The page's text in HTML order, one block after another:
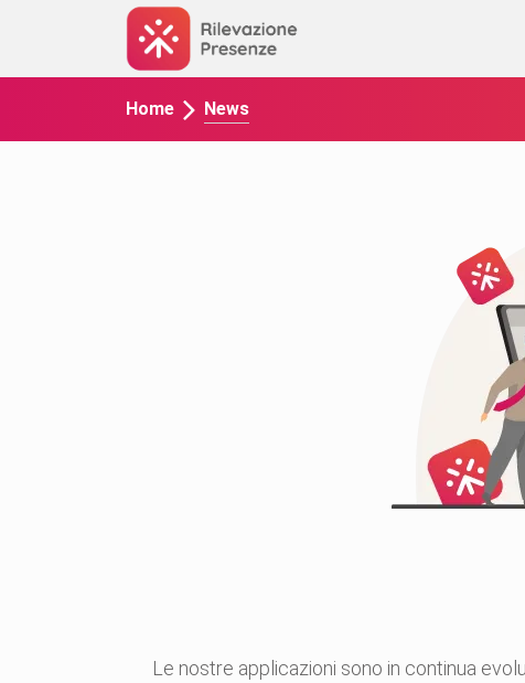
Home News
Le nostre applicazioni sono in continua